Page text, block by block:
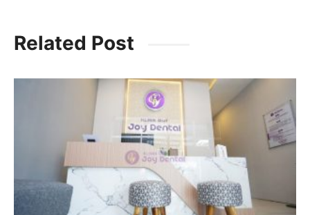
c
e
b
itt
er
ai
l
at
s
A
p
p
a
m
Related Post